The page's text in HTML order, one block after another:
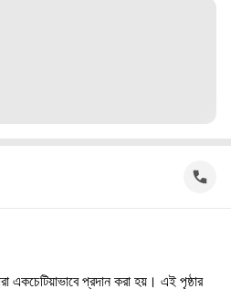
একচেটিয়াভাবে প্রদান করা হয়। এই পৃষ্ঠার